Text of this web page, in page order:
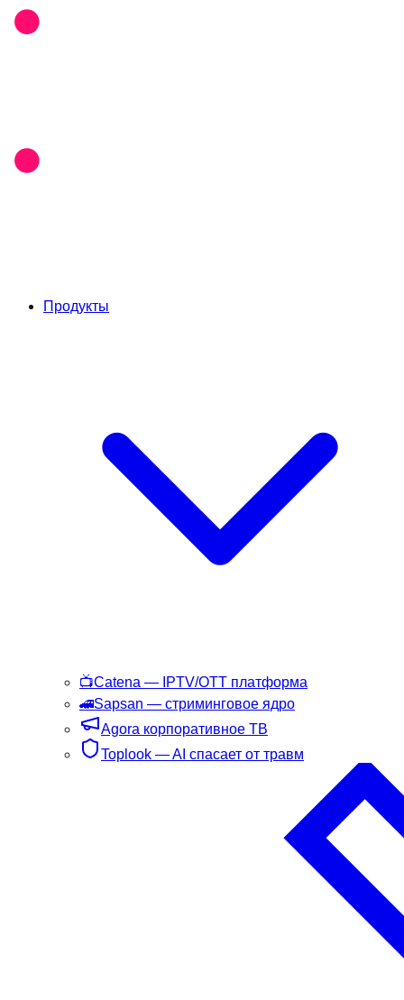
Продукты
📺Catena — IPTV/OTT платформа
🚄Sapsan — стриминговое ядро
Agora корпоративное ТВ
Toplook — AI спасает от травм